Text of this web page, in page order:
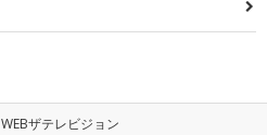
WEBザテレビジョン